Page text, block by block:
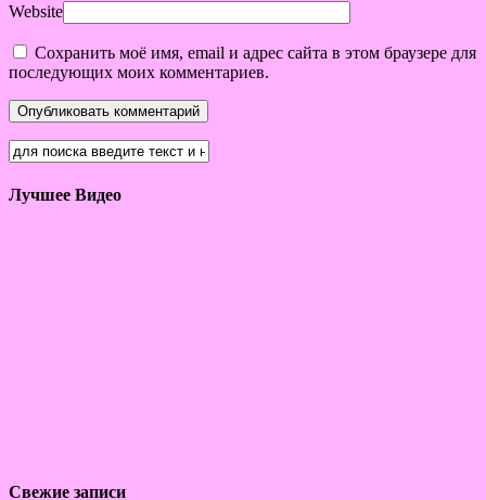
Website
Сохранить моё имя, email и адрес сайта в этом браузере для
последующих моих комментариев.
Лучшее Видео
Свежие записи